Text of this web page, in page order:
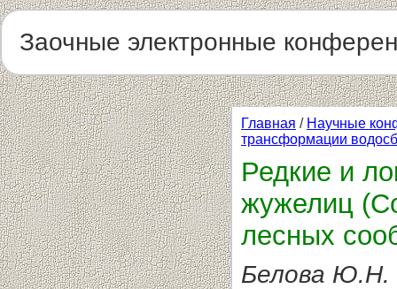
Заочные электронные
Главная / Научные
трансформации
Редкие и
жужелиц
лесных
Белова Ю.Н.